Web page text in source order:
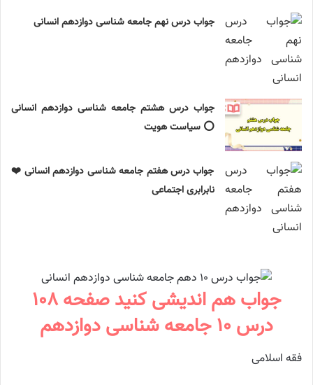
جواب درس نهم جامعه شناسی دوازدهم انسانی
جواب درس هشتم جامعه شناسی دوازدهم انسانی
⭕️ سیاست هویت
جواب درس هفتم جامعه شناسی دوازدهم انسانی ❤️
نابرابری اجتماعی
جواب هم اندیشی کنید صفحه ۱۰۸
درس ۱۰ جامعه شناسی دوازدهم
فقه اسلامی